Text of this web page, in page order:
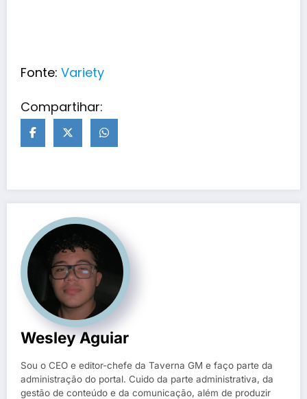
Fonte: Variety
Compartihar:
Wesley Aguiar
Sou o CEO e editor-chefe da Taverna GM e faço parte da
administração do portal. Cuido da parte administrativa, da
gestão de conteúdo e da comunicação, além de produzir